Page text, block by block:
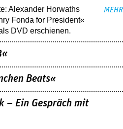
Alexander Horwaths
Fonda for President«
DVD erschienen.
MEHR
Beats«
– Ein Gespräch mit